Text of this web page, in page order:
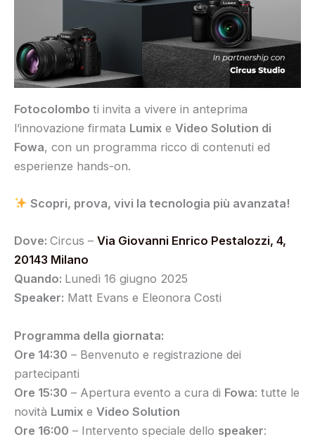
Fotocolombo ti invita a vivere in anteprima
l’innovazione firmata Lumix e Video Solution di
Fowa, con un programma ricco di contenuti ed
esperienze hands-on.
Scopri, prova, vivi la tecnologia più avanzata!
Dove: Circus – Via Giovanni Enrico Pestalozzi, 4,
20143 Milano
Quando: Lunedì 16 giugno 2025
Speaker: Matt Evans e Eleonora Costi
Programma della giornata:
Ore 14:30 – Benvenuto e registrazione dei
partecipanti
Ore 15:30 – Apertura evento a cura di Fowa: tutte le
novità Lumix e Video Solution
Ore 16:00 – Intervento speciale dello speaker: